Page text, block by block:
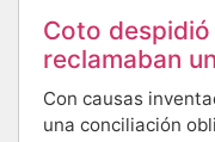
Coto
reclamaban
Con causas
una conciliación